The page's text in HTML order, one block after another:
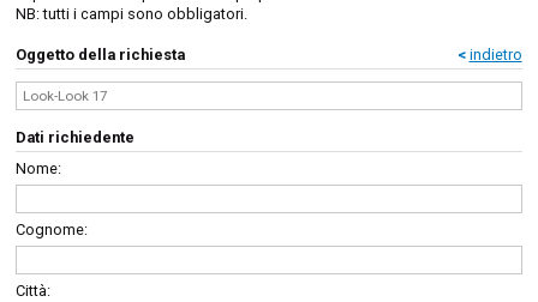
NB: tutti i campi sono obbligatori.
Oggetto della richiesta < indietro
Dati richiedente
Nome:
Cognome:
Città: